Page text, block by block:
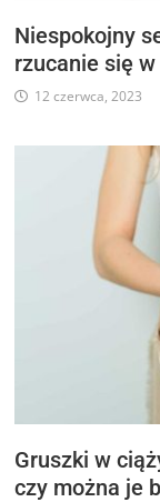
Niespokojny
rzucanie się
12 czerwca, 2023
Gruszki w
czy można je